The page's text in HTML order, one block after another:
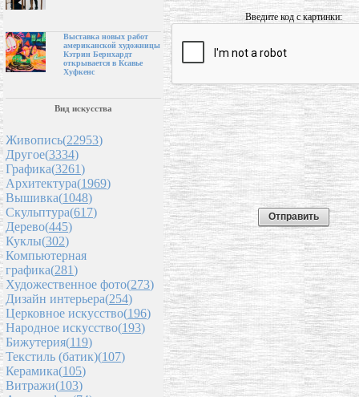
Выставка новых работ
американской художницы
Кэтрин Бернхардт
открывается в Ксавье
Хуфкенс
Вид искусства
Живопись(22953)
Другое(3334)
Графика(3261)
Архитектура(1969)
Вышивка(1048)
Скульптура(617)
Дерево(445)
Куклы(302)
Компьютерная
графика(281)
Художественное фото(273)
Дизайн интерьера(254)
Церковное искусство(196)
Народное искусство(193)
Бижутерия(119)
Текстиль (батик)(107)
Керамика(105)
Витражи(103)
Введите код с картинки: